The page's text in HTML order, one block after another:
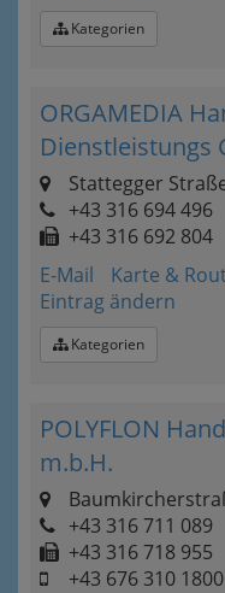
Kategorien
ORGAMEDIA
Dienstleistungs
Stattegger
+43 316 694 496
+43 316 692 804
E-Mail
Karte &
Eintrag ändern
Kategorien
POLYFLON
m.b.H.
+43 316 711 089
+43 316 718 955
+43 676 310 1800